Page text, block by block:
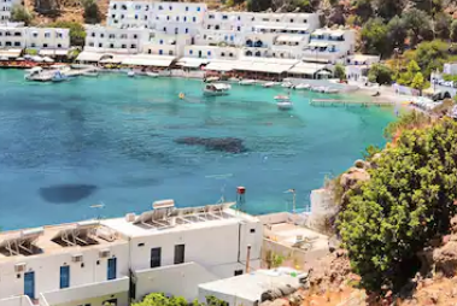
as seta para cima e para baixo do teclado ou tocando